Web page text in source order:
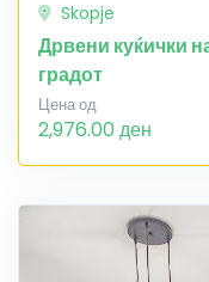
Skopje
Дрвени куќички
градот
Цена од
2,976.00 ден